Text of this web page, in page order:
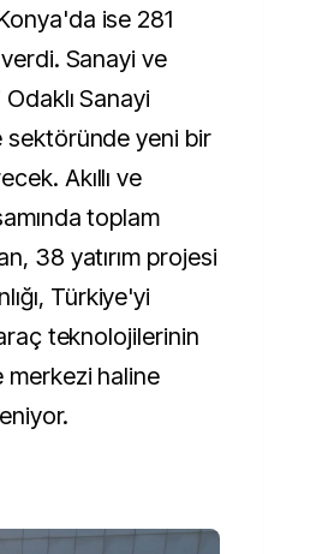
ise 281
Sanayi ve
Sanayi
sektöründe yeni bir
Akıllı ve
toplam
38 yatırım projesi
Türkiye'yi
teknolojilerinin
haline